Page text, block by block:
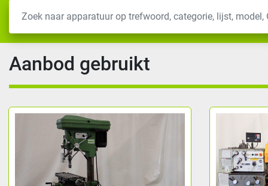
Aanbod gebruikt